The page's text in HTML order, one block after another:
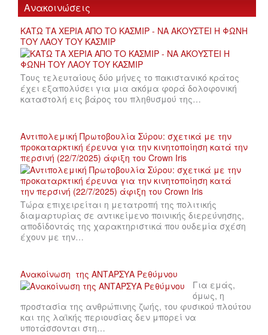
Ανακοινώσεις
ΚΑΤΩ ΤΑ ΧΕΡΙΑ ΑΠΟ ΤΟ ΚΑΣΜΙΡ - ΝΑ ΑΚΟΥΣΤΕΙ Η ΦΩΝΗ
ΤΟΥ ΛΑΟΥ ΤΟΥ ΚΑΣΜΙΡ
Τους τελευταίους δύο μήνες το πακιστανικό κράτος
έχει εξαπολύσει για μια ακόμα φορά δολοφονική
καταστολή εις βάρος του πληθυσμού της…
Αντιπολεμική Πρωτοβουλία Σύρου: σχετικά με την
προκαταρκτική έρευνα για την κινητοποίηση κατά την
περσινή (22/7/2025) άφιξη του Crown Iris
Τώρα επιχειρείται η μετατροπή της πολιτικής
διαμαρτυρίας σε αντικείμενο ποινικής διερεύνησης,
αποδίδοντάς της χαρακτηριστικά που ουδεμία σχέση
έχουν με την…
Ανακοίνωση της ΑΝΤΑΡΣΥΑ Ρεθύμνου
Για εμάς,
όμως, η
προστασία της ανθρώπινης ζωής, του φυσικού πλούτου
και της λαϊκής περιουσίας δεν μπορεί να
υποτάσσονται στη…